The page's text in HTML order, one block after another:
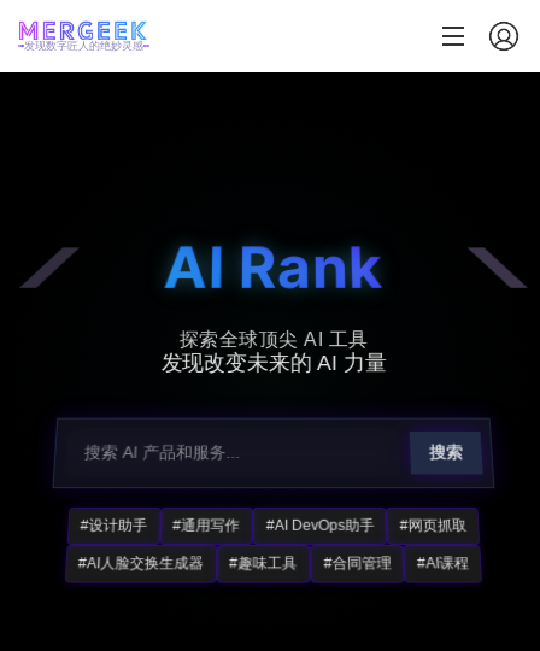
发现数字匠人的绝妙灵感
AI Rank
探索全球顶尖 AI 工具
发现改变未来的 AI 力量
搜索
#设计助手 #通用写作 #AI DevOps助手 #网页抓取
#AI人脸交换生成器 #趣味工具 #合同管理 #AI课程